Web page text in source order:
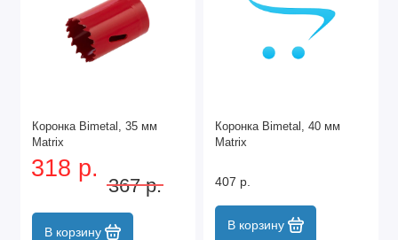
Коронка Bimetal, 35 мм
Matrix
318 р.
367 р.
В корзину
Коронка Bimetal, 40 мм
Matrix
407 р.
В корзину